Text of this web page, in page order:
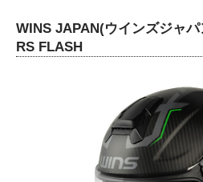
WINS JAPAN(ウインズジャ
RS FLASH